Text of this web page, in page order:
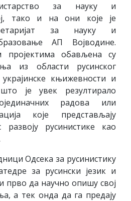
за науку и
тако и на они које је
за науку и
АП Војводине.
обављена су
из области русинског
украјинске књижевности и
је увек резултирало
радова или
које представљају
развоју русинистике као
Одсека за русинистику
за русински језик и
прво да научно опишу свој
а тек онда да га предају